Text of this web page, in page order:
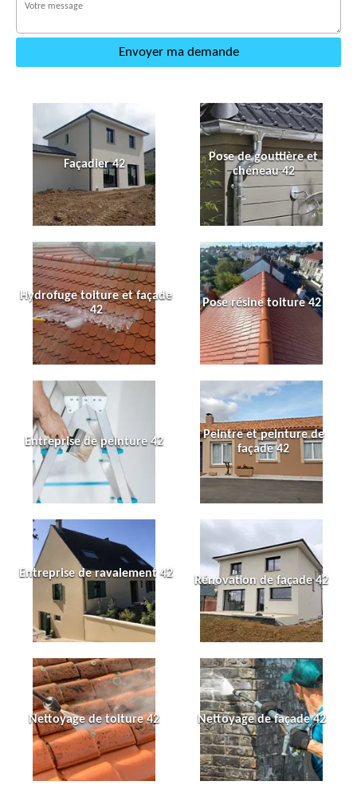
Façadier 42
Pose de gouttière et
chéneau 42
Hydrofuge toiture et façade
42
Pose résine toiture 42
Entreprise de peinture 42
Peintre et peinture de
façade 42
Entreprise de ravalement 42
Rénovation de façade 42
Nettoyage de toiture 42 Nettoyage de façade 42